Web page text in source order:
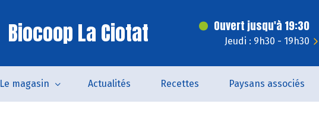
Biocoop La Ciotat Ouvert jusqu'à 19:30
Jeudi : 9h30 - 19h30
Le magasin Actualités Recettes Paysans associés